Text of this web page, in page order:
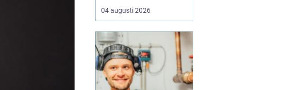
hus, radhus eller
flerfamiljshus i området.
viktigaste skydd mot
regn, snö och fukt, och
en i tid genomförd
renovering kan sp...
04 augusti 2026